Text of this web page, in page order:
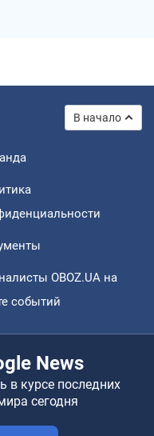
В начало
OBOZ.UA на
событий
News
в курсе последних
сегодня